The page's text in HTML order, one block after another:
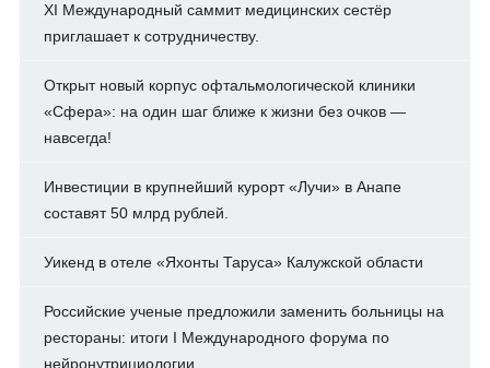
XI Международный саммит медицинских сестёр
приглашает к сотрудничеству.
Открыт новый корпус офтальмологической клиники
«Сфера»: на один шаг ближе к жизни без очков —
навсегда!
Инвестиции в крупнейший курорт «Лучи» в Анапе
составят 50 млрд рублей.
Уикенд в отеле «Яхонты Таруса» Калужской области
Российские ученые предложили заменить больницы на
рестораны: итоги I Международного форума по
нейронутрициологии.